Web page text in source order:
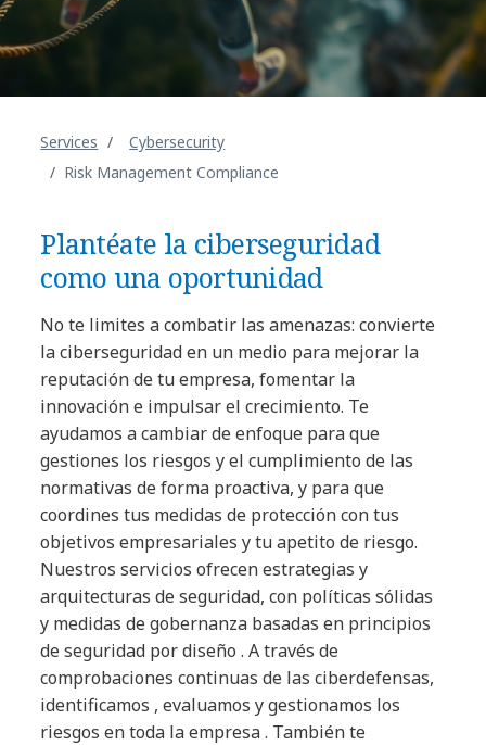
Services
Cybersecurity
Risk Management Compliance
Plantéate la ciberseguridad
como una oportunidad
No te limites a combatir las amenazas: convierte
la ciberseguridad en un medio para mejorar la
reputación de tu empresa, fomentar la
innovación e impulsar el crecimiento. Te
ayudamos a cambiar de enfoque para que
gestiones los riesgos y el cumplimiento de las
normativas de forma proactiva, y para que
coordines tus medidas de protección con tus
objetivos empresariales y tu apetito de riesgo.
Nuestros servicios ofrecen estrategias y
arquitecturas de seguridad, con políticas sólidas
y medidas de gobernanza basadas en principios
de seguridad por diseño . A través de
comprobaciones continuas de las ciberdefensas,
identificamos , evaluamos y gestionamos los
riesgos en toda la empresa . También te